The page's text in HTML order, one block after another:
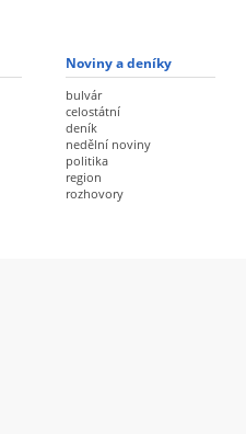
Noviny a deníky
bulvár
celostátní
deník
nedělní noviny
politika
region
rozhovory